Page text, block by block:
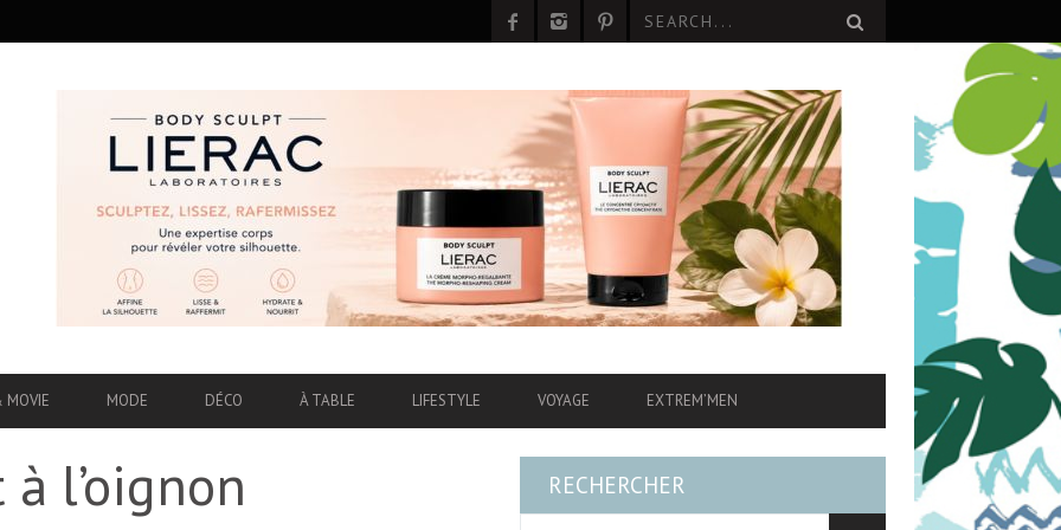
MOVIE MODE DÉCO À TABLE LIFESTYLE VOYAGE EXTREM’MEN
l’oignon
RECHERCHER